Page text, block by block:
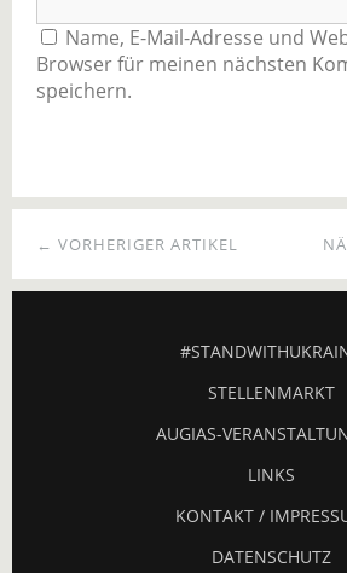
Name, E-Mail-Adresse und
Browser für meinen nächsten
speichern.
← VORHERIGER ARTIKEL
STELLENMARKT
AUGIAS-
LINKS
KONTAKT /
DATENSCHUTZ